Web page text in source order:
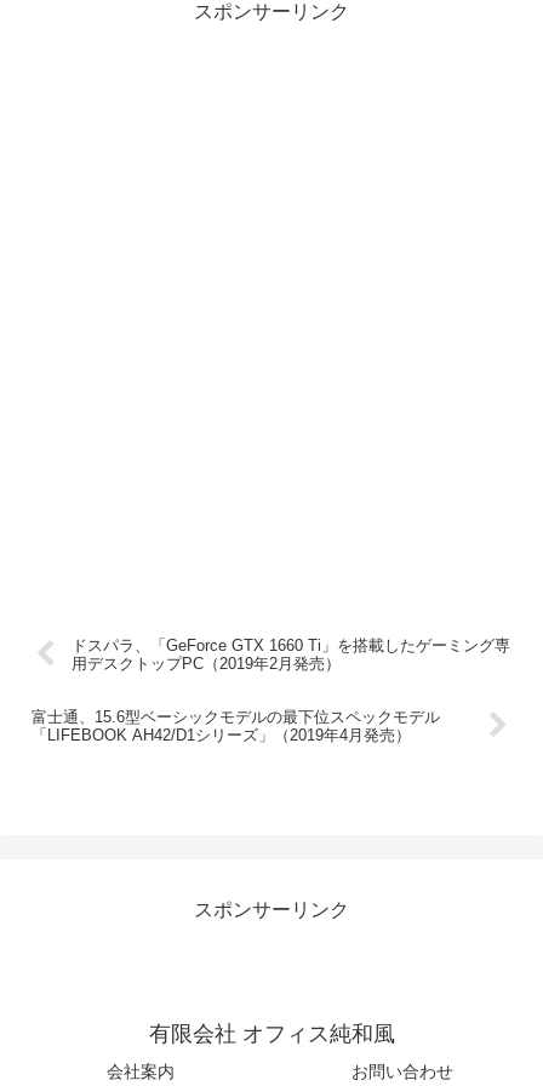
スポンサーリンク
ドスパラ、「GeForce GTX 1660 Ti」を搭載したゲーミング専
用デスクトップPC（2019年2月発売）
富士通、15.6型ベーシックモデルの最下位スペックモデル
「LIFEBOOK AH42/D1シリーズ」（2019年4月発売）
スポンサーリンク
有限会社 オフィス純和風
会社案内 お問い合わせ